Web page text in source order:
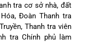
tra cơ sở nhà, đất
Đoàn Thanh tra
Thanh tra viên
tra Chính phủ làm